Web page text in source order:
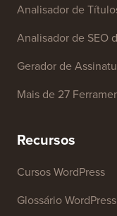
Analisador de
Analisador de SEO
Gerador de
Mais de 27
Recursos
Cursos WordPress
Glossário WordPress